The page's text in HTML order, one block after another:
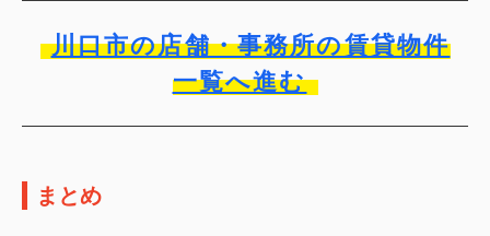
川口市の店舗・事務所の賃貸物件
一覧へ進む
まとめ